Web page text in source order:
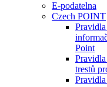
E-podatelna
Czech POINT
Point
trestů